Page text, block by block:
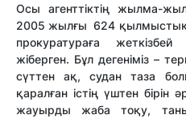
Осы агенттіктің жылма-
2005 жылғы 624 қылмыстық
прокуратураға жеткізбей
жіберген. Бұл дегеніміз –
сүттен ақ, судан таза
қаралған істің үштен
жауырды жаба тоқу,